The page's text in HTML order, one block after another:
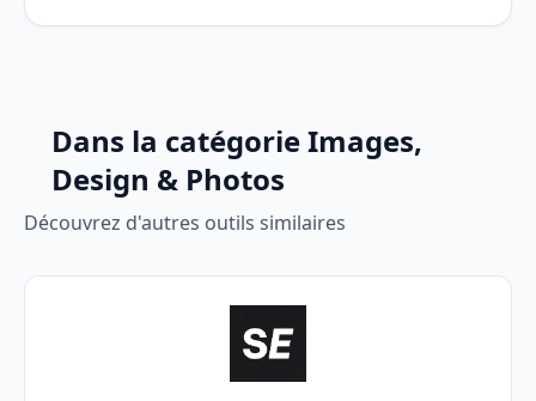
Dans la catégorie Images,
Design & Photos
Découvrez d'autres outils similaires